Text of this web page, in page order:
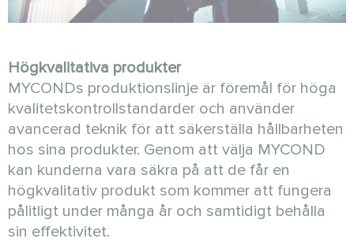
Högkvalitativa produkter
MYCONDs produktionslinje är föremål för höga
kvalitetskontrollstandarder och använder
avancerad teknik för att säkerställa hållbarheten
hos sina produkter. Genom att välja MYCOND
kan kunderna vara säkra på att de får en
högkvalitativ produkt som kommer att fungera
pålitligt under många år och samtidigt behålla
sin effektivitet.